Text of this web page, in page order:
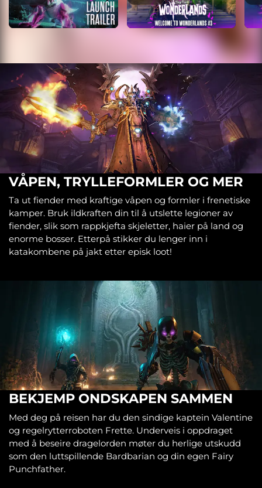
VÅPEN, TRYLLEFORMLER OG MER
Ta ut fiender med kraftige våpen og formler i frenetiske
kamper. Bruk ildkraften din til å utslette legioner av
fiender, slik som rappkjefta skjeletter, haier på land og
enorme bosser. Etterpå stikker du lenger inn i
katakombene på jakt etter episk loot!
BEKJEMP ONDSKAPEN SAMMEN
Med deg på reisen har du den sindige kaptein Valentine
og regelrytterroboten Frette. Underveis i oppdraget
med å beseire dragelorden møter du herlige utskudd
som den luttspillende Bardbarian og din egen Fairy
Punchfather.